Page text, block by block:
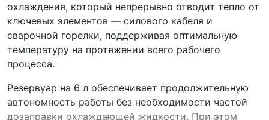
охлаждения, который непрерывно отводит тепло от
ключевых элементов — силового кабеля и
сварочной горелки, поддерживая оптимальную
температуру на протяжении всего рабочего
процесса.
Резервуар на 6 л обеспечивает продолжительную
автономность работы без необходимости частой
дозаправки охлаждающей жидкости. При этом